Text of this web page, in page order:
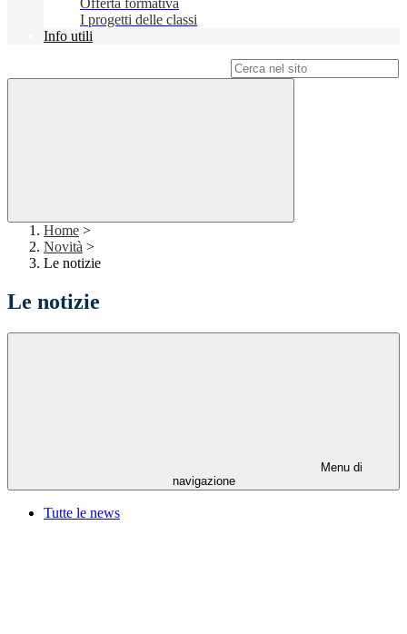
Offerta formativa
I progetti delle classi
Info utili
Home >
Novità >
Le notizie
Le notizie
Menu di
navigazione
Tutte le news